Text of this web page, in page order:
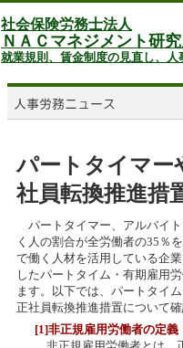
社会保険労務士法人
ＮＡＣマネジメント研
就業規則、賃金制度の見直し、
パートタイマー
社員転換推進措
パートタイマー、アルバイ
く人の割合が全労働者の35％
で働く人材を活用している企
したパートタイム・有期雇用
ます。以下では、パートタイ
正社員転換推進措置について
[1]非正規雇用労働者の定義